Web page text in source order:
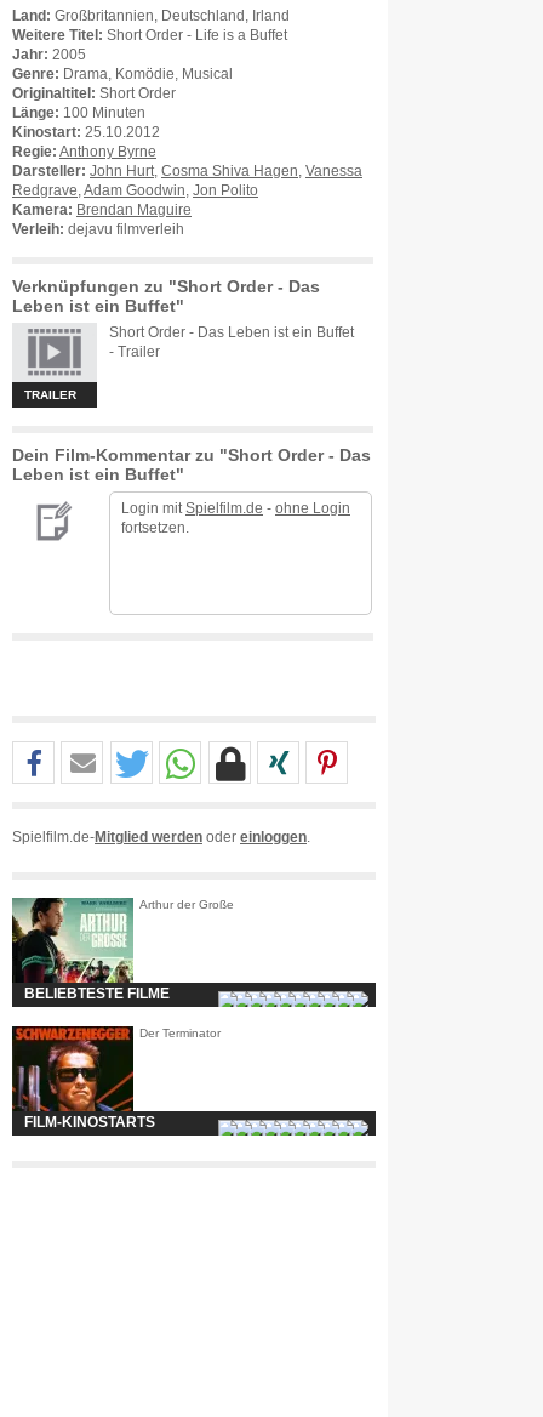
Land: Großbritannien, Deutschland, Irland
Weitere Titel: Short Order - Life is a Buffet
Jahr: 2005
Genre: Drama, Komödie, Musical
Originaltitel: Short Order
Länge: 100 Minuten
Kinostart: 25.10.2012
Regie: Anthony Byrne
Darsteller: John Hurt Cosma Shiva Hagen Vanessa
Redgrave Adam Goodwin Jon Polito
Kamera: Brendan Maguire
Verleih: dejavu filmverleih
Verknüpfungen zu "Short Order - Das
Leben ist ein Buffet"
TRAILER
Short Order - Das Leben ist ein Buffet
- Trailer
Dein Film-Kommentar zu "Short Order - Das
Leben ist ein Buffet"
Login mit Spielfilm.de - ohne Login
fortsetzen.
Spielfilm.de-Mitglied werden oder einloggen
Arthur der Große
BELIEBTESTE FILME
Der Terminator
FILM-KINOSTARTS